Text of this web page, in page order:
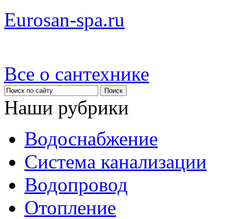
Eurosan-spa.ru
Все о сантехнике
Наши рубрики
Водоснабжение
Система канализации
Водопровод
Отопление